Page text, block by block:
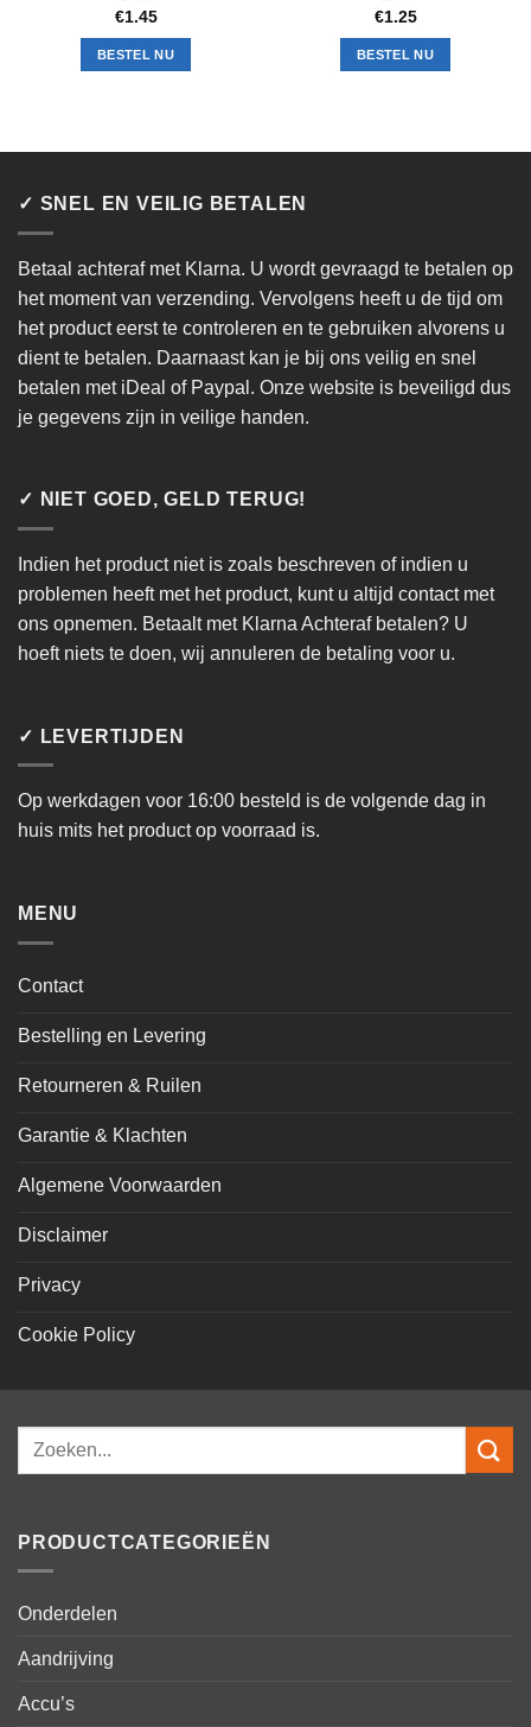
€1.45
BESTEL NU
€1.25
BESTEL NU
✓ SNEL EN VEILIG BETALEN
Betaal achteraf met Klarna. U wordt gevraagd te betalen op
het moment van verzending. Vervolgens heeft u de tijd om
het product eerst te controleren en te gebruiken alvorens u
dient te betalen. Daarnaast kan je bij ons veilig en snel
betalen met iDeal of Paypal. Onze website is beveiligd dus
je gegevens zijn in veilige handen.
✓ NIET GOED, GELD TERUG!
Indien het product niet is zoals beschreven of indien u
problemen heeft met het product, kunt u altijd contact met
ons opnemen. Betaalt met Klarna Achteraf betalen? U
hoeft niets te doen, wij annuleren de betaling voor u.
✓ LEVERTIJDEN
Op werkdagen voor 16:00 besteld is de volgende dag in
huis mits het product op voorraad is.
MENU
Contact
Bestelling en Levering
Retourneren & Ruilen
Garantie & Klachten
Algemene Voorwaarden
Disclaimer
Privacy
Cookie Policy
Zoeken
PRODUCTCATEGORIEËN
Onderdelen
Aandrijving
Accu’s